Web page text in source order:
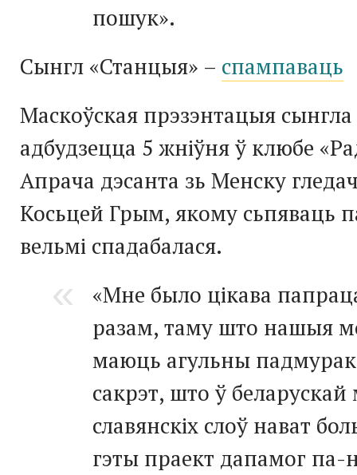
пошук».
Cынгл «Станцыя» – спампаваць
Маскоўская прэзэнтацыя
адбудзецца 5 жніўня ў клюбе
Апрача дэсанта зь Менску
Косьцей Грым, якому сьпяваць
вельмі спадабалася.
«Мне было цікава
разам, таму што нашыя
маюць агульны
сакрэт, што ў беларускай
славянскіх слоў нават
гэты праект дапамог па-